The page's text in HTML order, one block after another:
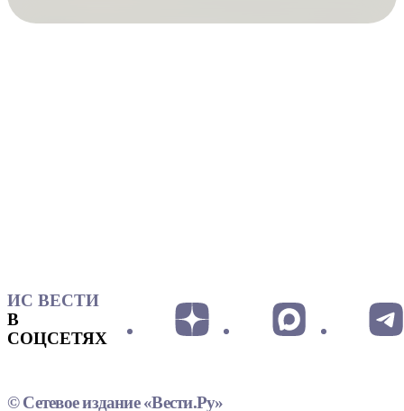
ИС ВЕСТИ
В
СОЦСЕТЯХ
© Сетевое издание «Вести.Ру»